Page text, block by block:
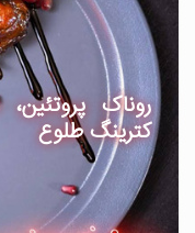
روناک
کترینگ طلوع